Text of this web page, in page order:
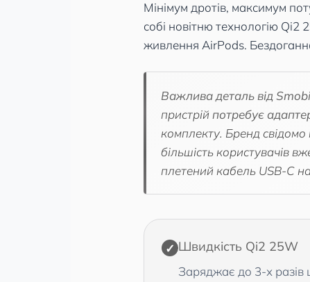
Мінімум дротів, максимум
собі новітню технологію
живлення AirPods.
Важлива деталь від
пристрій потребує
комплекту. Бренд
більшість користувачів
плетений кабель USB-C
✓ Швидкість Qi2 25W
Заряджає до 3-х разів